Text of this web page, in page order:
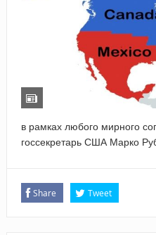
в рамках любого мирного
госсекретарь США Марко
Share Tweet